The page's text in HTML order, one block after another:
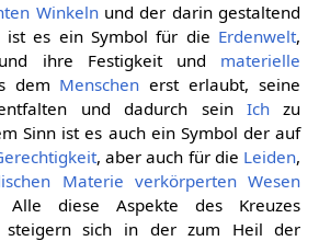
Winkelnund der darin gestaltend
ist es ein Symbol für die Erdenwelt,
ihre Festigkeit und materielle
dem Menschen erst erlaubt, seine
und dadurch sein Ichzu
Sinn ist es auch ein Symbol der auf
, aber auch für die Leiden,
Materie verkörperten Wesen
Alle diese Aspekte des Kreuzes
steigern sich in der zum Heil der